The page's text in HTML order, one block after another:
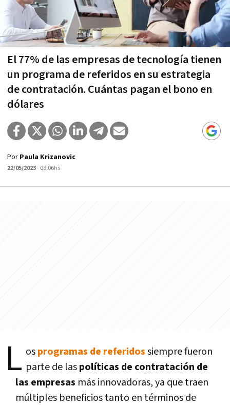
El 77% de las empresas de tecnología tienen
un programa de referidos en su estrategia
de contratación. Cuántas pagan el bono en
dólares
Por Paula Krizanovic
22/05/2023- 08:06hs
L osprogramas de referidossiempre fueron
parte de laspolíticas de contratación de
las empresas más innovadoras, ya que traen
múltiples beneficios tanto en términos de